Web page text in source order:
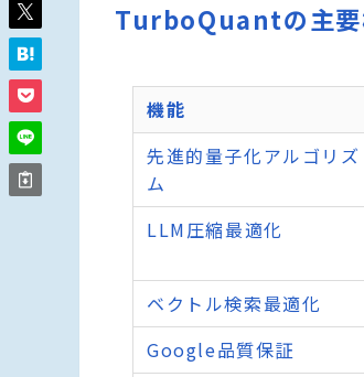
TurboQuantの主要
機能
先進的量子化アルゴリズ
ム
LLM圧縮最適化
ベクトル検索最適化
Google品質保証